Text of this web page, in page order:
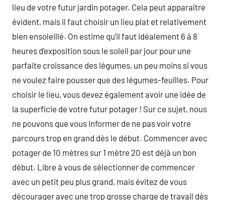
lieu de votre futur jardin potager. Cela peut apparaître
évident, mais il faut choisir un lieu plat et relativement
bien ensoleillé. On estime qu’il faut idéalement 6 à 8
heures d’exposition sous le soleil par jour pour une
parfaite croissance des légumes, un peu moins si vous
ne voulez faire pousser que des légumes-feuilles. Pour
choisir le lieu, vous devez également avoir une idée de
la superficie de votre futur potager ! Sur ce sujet, nous
ne pouvons que vous informer de ne pas voir votre
parcours trop en grand dès le début. Commencer avec
potager de 10 mètres sur 1 mètre 20 est déjà un bon
début. Libre à vous de sélectionner de commencer
avec un petit peu plus grand, mais évitez de vous
décourager avec une trop grosse charge de travail dès